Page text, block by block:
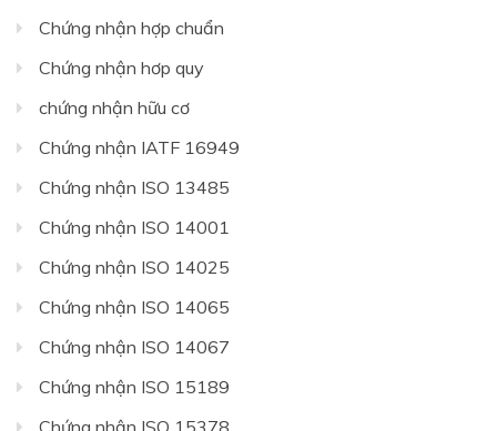
Chứng nhận hợp chuẩn
Chứng nhận hơp quy
chứng nhận hữu cơ
Chứng nhận IATF 16949
Chứng nhận ISO 13485
Chứng nhận ISO 14001
Chứng nhận ISO 14025
Chứng nhận ISO 14065
Chứng nhận ISO 14067
Chứng nhận ISO 15189
Chứng nhận ISO 15378